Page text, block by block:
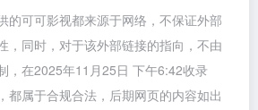
的可可影视都来源于网络，不保证外部
，同时，对于该外部链接的指向，不由
，在2025年11月25日 下午6:42收录
都属于合规合法，后期网页的内容如出